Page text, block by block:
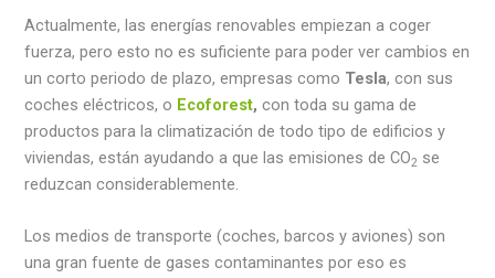
Actualmente, las energías renovables empiezan a coger
fuerza, pero esto no es suficiente para poder ver cambios en
un corto periodo de plazo, empresas como Tesla, con sus
coches eléctricos, o Ecoforest,con toda su gama de
productos para la climatización de todo tipo de edificios y
viviendas, están ayudando a que las emisiones de CO2 se
reduzcan considerablemente.
Los medios de transporte (coches, barcos y aviones) son
una gran fuente de gases contaminantes por eso es